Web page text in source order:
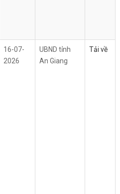
16-07-
2026
UBND tỉnh
An Giang
Tải về